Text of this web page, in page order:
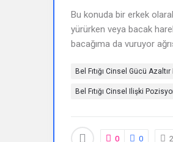
En
sonuncu
Sorular
Bu konuda bir erkek
yürürken veya bacak
bacağıma da vuruyor
Bel Fıtığı Cinsel Gücü Azaltır
Bel Fıtığı Cinsel Ilişki
0 0